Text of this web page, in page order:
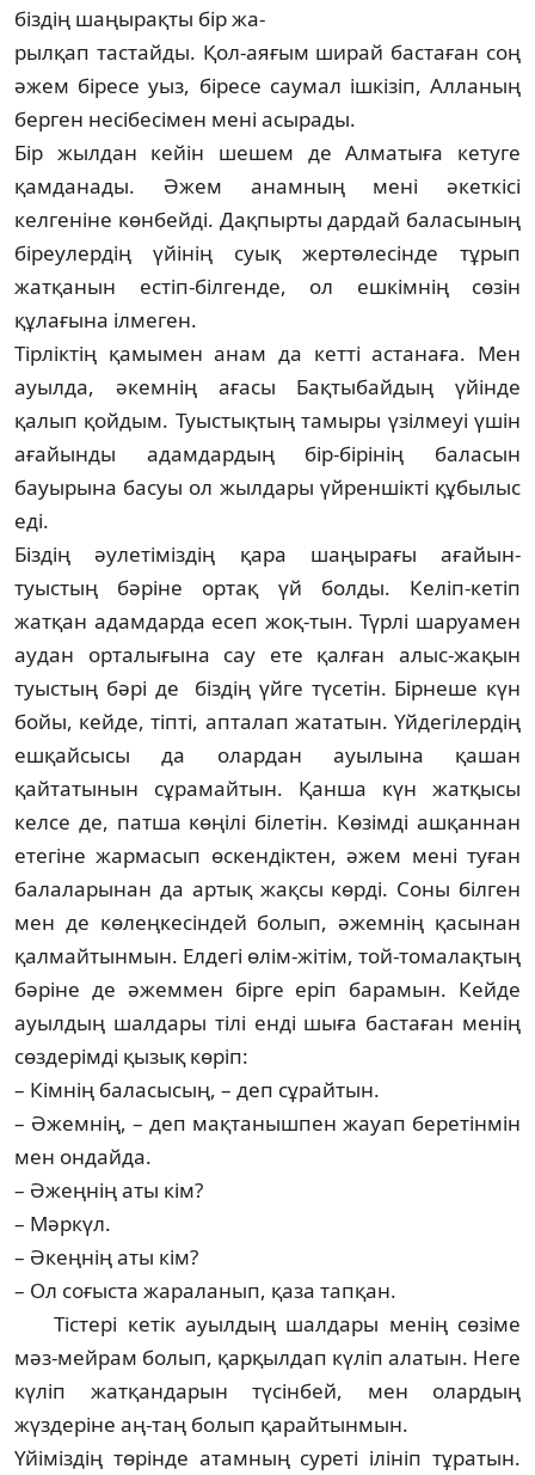
біздің шаңырақты бір жа-
р­ыл­қап тастайды. Қол-аяғым ширай бастаған соң
әжем біресе уыз, біресе саумал ішкізіп, Алланың
берген несібесімен мені асырады.
Бір жылдан кейін шешем де Алматыға кетуге
қамданады. Әжем анамның мені әкет­кісі
келгеніне көнбейді. Дақпырты дар­дай баласының
біреулердің үйінің суық жер­төлесінде тұрып
жатқанын естіп-біл­генде, ол ешкімнің сөзін
құлағына ілмеген.
Тірліктің қамымен анам да кетті астанаға. Мен
ауылда, әкемнің ағасы Бақты­байдың үйінде
қалып қойдым. Туыстықтың тамыры үзілмеуі үшін
ағайынды адамдардың бір-бірінің баласын
бауырына басуы ол жылдары үйреншікті құбылыс
еді.
Біздің әулетіміздің қара шаңырағы ағайын-
туыстың бәріне ортақ үй болды. Келіп-кетіп
жатқан адамдарда есеп жоқ-тын. Түрлі шаруамен
аудан орталығына сау ете қалған алыс-жақын
туыстың бәрі де біздің үйге түсетін. Бірнеше күн
бойы, кейде, тіпті, апталап жататын. Үйдегілердің
ешқайсысы да олардан ауылына қашан
қайтатынын сұрамайтын. Қанша күн жатқысы
келсе де, патша көңілі білетін. Көзімді ашқаннан
етегіне жармасып өскендіктен, әжем мені туған
балаларынан да артық жақсы көрді. Соны білген
мен де көлеңкесіндей болып, әжемнің қасынан
қалмайтынмын. Елдегі өлім-жітім, той-томалақтың
бәріне де әжем­мен бірге еріп барамын. Кейде
ауылдың шал­дары тілі енді шыға бастаған менің
сөз­дерімді қызық көріп:
– Кімнің баласысың, – деп сұрайтын.
– Әжемнің, – деп мақтанышпен жауап беретінмін
мен ондайда.
– Әжеңнің аты кім?
– Мәркүл.
– Әкеңнің аты кім?
– Ол соғыста жараланып, қаза тапқан.
Тістері кетік ауылдың шалдары менің сөзіме
мәз-мейрам болып, қарқылдап күліп алатын. Неге
күліп жатқандарын түсінбей, мен олардың
жүздеріне аң-таң болып қарай­тынмын.
Үйіміздің төрінде атамның суреті ілініп тұратын.